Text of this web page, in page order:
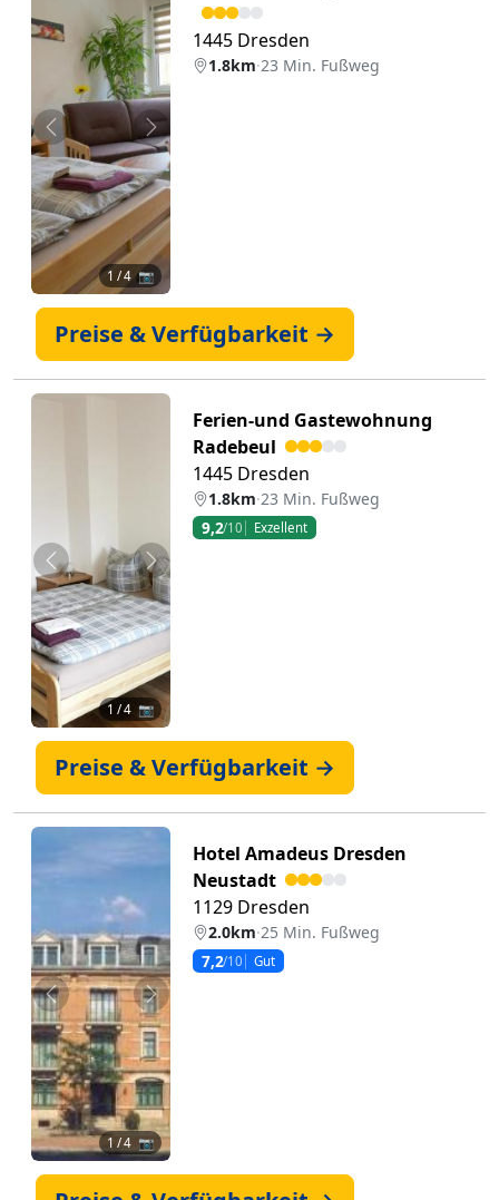
Zurück Weiter
1 / 4 📷
1445 Dresden
1.8km·23 Min. Fußweg
Preise & Verfügbarkeit →
Zurück Weiter
1 / 4 📷
Ferien-und Gastewohnung
Radebeul
1445 Dresden
1.8km·23 Min. Fußweg
9,2/10 Exzellent
Preise & Verfügbarkeit →
Zurück Weiter
1 / 4 📷
Hotel Amadeus Dresden
Neustadt
1129 Dresden
2.0km·25 Min. Fußweg
7,2/10 Gut